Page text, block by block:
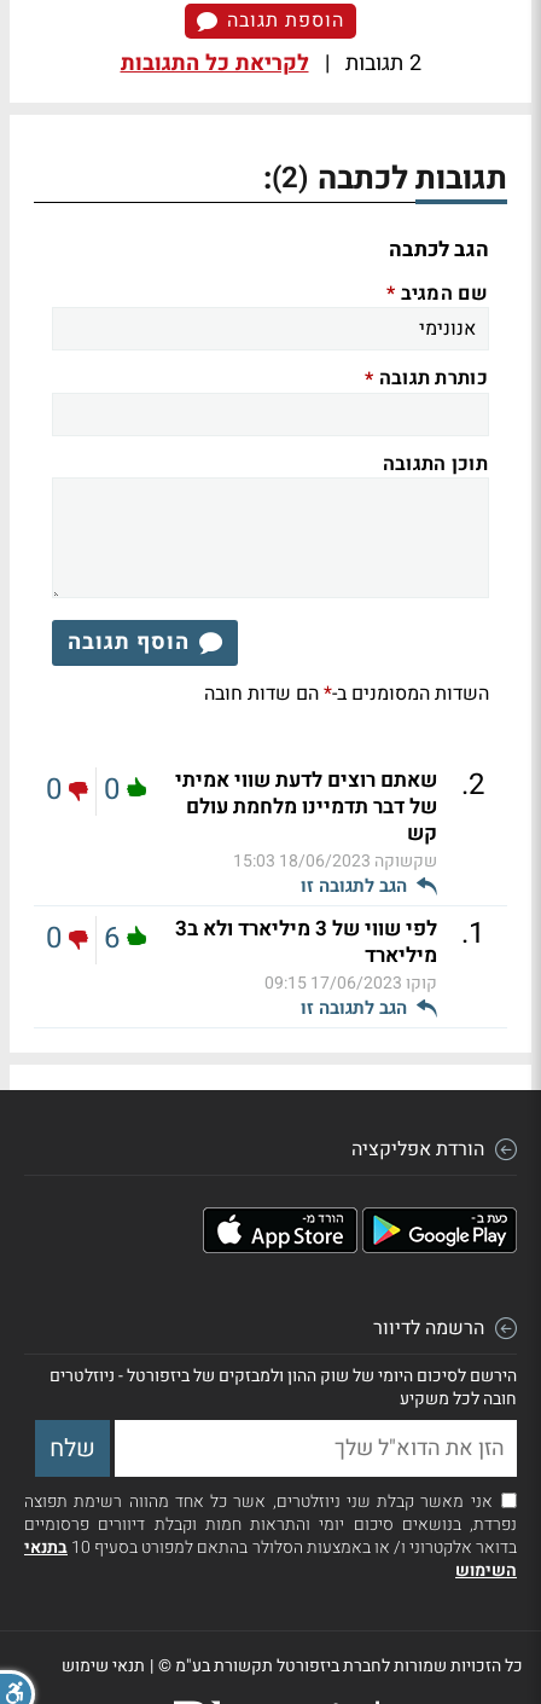
הוספת תגובה
2 תגובות | לקריאת כל התגובות
תגובות לכתבה (2)
:
הגב לכתבה
שם המגיב *
כותרת תגובה *
תוכן התגובה
הוסף תגובה
השדות המסומנים ב-*הם שדות חובה
2
.
שאתם רוצים לדעת שווי אמיתי
של דבר תדמיינו מלחמת עולם
קש
שקשוקה 18/06/2023 15:03
הגב לתגובה זו
0
0
1
.
לפי שווי של 3 מיליארד ולא ב3
מיליארד
קוקו17/06/2023 09:15
הגב לתגובה זו
6
0
הורדת אפליקציה
הרשמה לדיוור
הירשם לסיכום היומי של שוק ההון ולמבזקים של ביזפורטל - ניוזלטרים
חובה לכל משקיע
אני מאשר קבלת שני ניוזלטרים, אשר כל אחד מהווה רשימת תפוצה
נפרדת, בנושאים סיכום יומי והתראות חמות וקבלת דיוורים פרסומיים
בדואר אלקטרוני ו/ או באמצעות הסלולר בהתאם למפורט בסעיף 10
בתנאי
השימוש
כל הזכויות שמורות לחברת ביזפורטל תקשורת בע"מ ©| תנאי שימוש